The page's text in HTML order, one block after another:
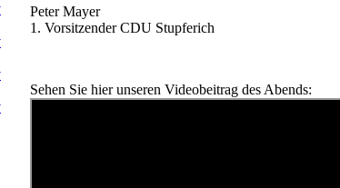
Peter Mayer
1. Vorsitzender CDU Stupferich
Sehen Sie hier unseren Videobeitrag des Abends: